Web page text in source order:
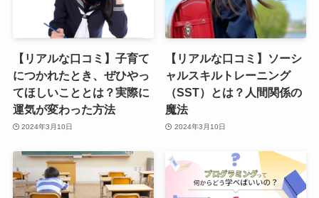
【リアルな口コミ】子育て
につかれたとき、ぜひやっ
てほしいこととは？実際に
運気が変わった方法
2024年3月10日
【リアルな口コミ】ソーシ
ャルスキルトレーニング
（SST）とは？人間関係の
魔法
2024年3月10日